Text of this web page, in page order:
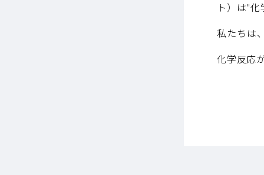
ト）は"
私たちは
化学反応